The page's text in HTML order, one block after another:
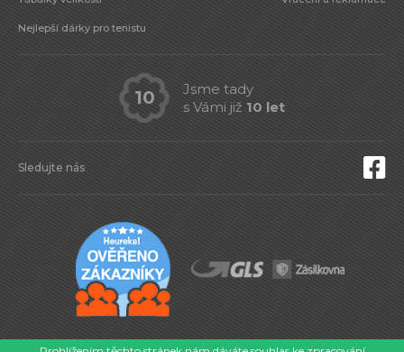
Nejlepší dárky pro tenistu
Sledujte nás
10
Jsme tady
s Vámi již 10 let
© 2026 Eshop-tenis.cz